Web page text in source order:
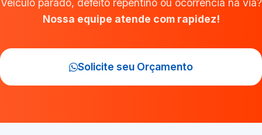
Veículo parado, defeito repentino ou ocorrência na via?
Nossa equipe atende com rapidez!
Solicite seu Orçamento